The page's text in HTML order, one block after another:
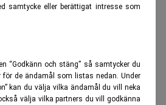
samtycke eller berättigat intresse som
“Godkänn och stäng” så samtycker du
de ändamål som listas nedan. Under
kan du välja vilka ändamål du vill neka
välja vilka partners du vill godkänna
till attack mot Iran. Det
övningen.